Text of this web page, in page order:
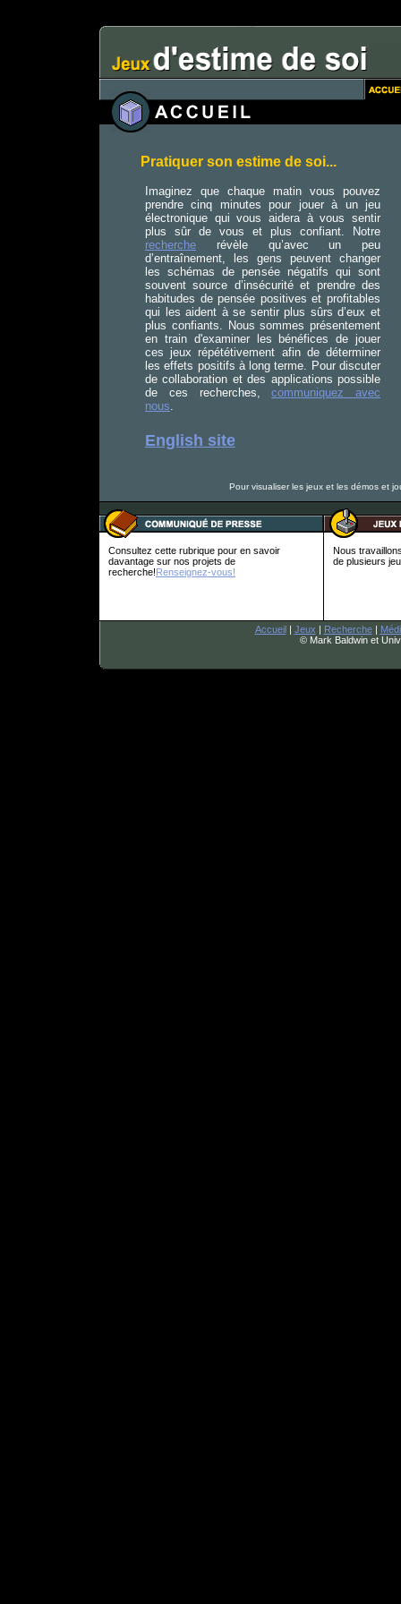
Pratiquer son estime de soi...
Imaginez que chaque matin vous pouvez
prendre cinq minutes pour jouer à un jeu
électronique qui vous aidera à vous sentir
plus sûr de vous et plus confiant. Notre
recherche révèle qu’avec un peu
d’entraînement, les gens peuvent changer
les schémas de pensée négatifs qui sont
souvent source d’insécurité et prendre des
habitudes de pensée positives et profitables
qui les aident à se sentir plus sûrs d’eux et
plus confiants. Nous sommes présentement
en train d'examiner les bénéfices de jouer
ces jeux répététivement afin de déterminer
les effets positifs à long terme. Pour discuter
de collaboration et des applications possible
de ces recherches,communiquez avec
nous.
English site
Pour visualiser les jeux et les démos et
Consultez cette rubrique pour en savoir
davantage sur nos projets de
recherche!Renseignez-vous!
Nous
de plusieurs
Accueil| Jeux | Recherche|
© Mark Baldwin et